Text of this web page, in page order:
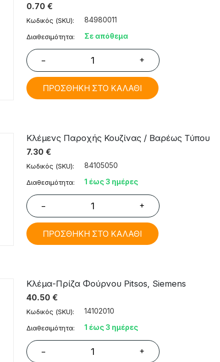
0.70 €
Κωδικός (SKU): 84980011
Διαθεσιμότητα: Σε απόθεμα
− +
ΠΡΟΣΘΗΚΗ ΣΤΟ ΚΑΛΑΘΙ
Κλέμενς Παροχής Κουζίνας / Βαρέως Τύπου
7.30 €
Κωδικός (SKU): 84105050
Διαθεσιμότητα: 1 έως 3 ημέρες
− +
ΠΡΟΣΘΗΚΗ ΣΤΟ ΚΑΛΑΘΙ
Κλέμα-Πρίζα Φούρνου Pitsos, Siemens
40.50 €
Κωδικός (SKU): 14102010
Διαθεσιμότητα: 1 έως 3 ημέρες
− +